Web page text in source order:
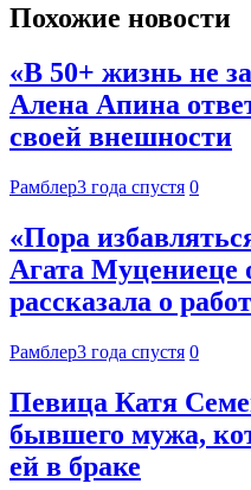
Похожие новости
«В 50+ жизнь не
Алена Апина
своей внешности
Рамблер3 года спустя 0
«Пора
Агата Муцениеце
рассказала о
Рамблер3 года спустя 0
Певица Катя
бывшего мужа,
ей в браке